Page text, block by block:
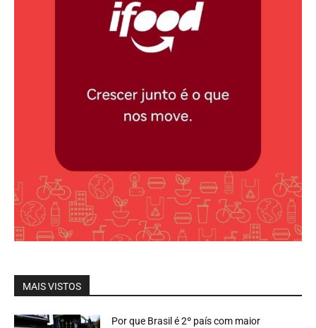
MAIS VISTOS
Por que Brasil é 2º país com maior